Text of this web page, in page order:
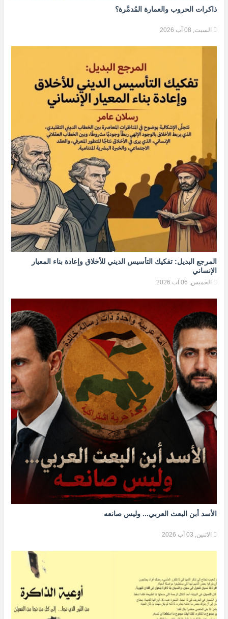
ذاكرات الحروب والعمارة المُدمَّرة؟
السبت, 08 آب 2026
المرجع البديل: تفكيك التأسيس الديني للأخلاق وإعادة بناء المعيار
الإنساني
الخميس, 06 آب 2026
الأسد أبن البعث العربي... وليس صانعه
الاثنين, 03 آب 2026